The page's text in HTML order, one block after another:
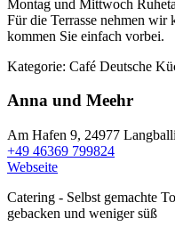
Montag und Mittwoch
Für die Terrasse nehmen wir
kommen Sie einfach vorbei.
Kategorie: Café Deutsche
Anna und Meehr
Am Hafen 9, 24977
+49 46369 799824
Webseite
Catering - Selbst gemachte
gebacken und weniger süß